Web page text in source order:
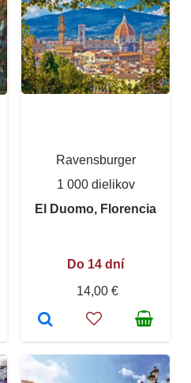
Ravensburger
1 000 dielikov
El Duomo, Florencia
Do 14 dní
14,00 €